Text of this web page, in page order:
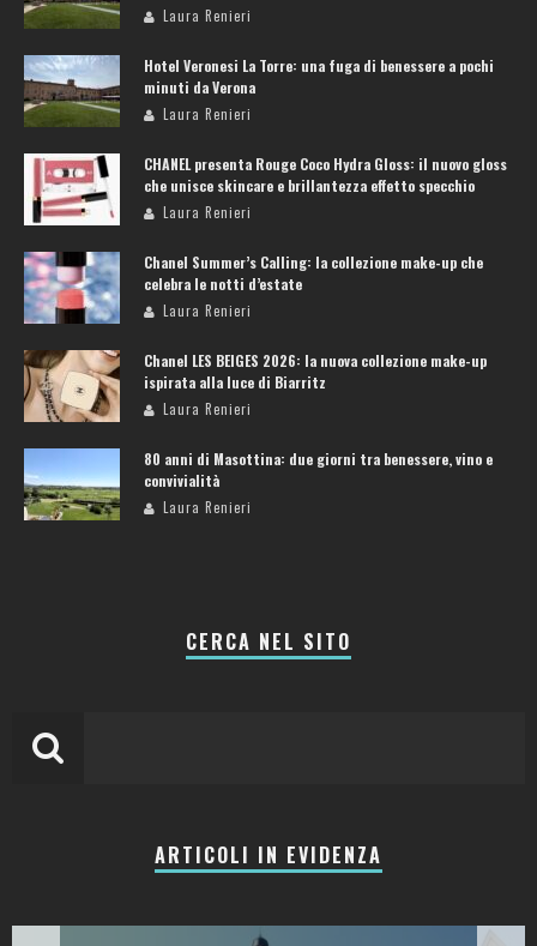
Laura Renieri
Hotel Veronesi La Torre: una fuga di benessere a pochi
minuti da Verona
Laura Renieri
CHANEL presenta Rouge Coco Hydra Gloss: il nuovo gloss
che unisce skincare e brillantezza effetto specchio
Laura Renieri
Chanel Summer’s Calling: la collezione make-up che
celebra le notti d’estate
Laura Renieri
Chanel LES BEIGES 2026: la nuova collezione make-up
ispirata alla luce di Biarritz
Laura Renieri
80 anni di Masottina: due giorni tra benessere, vino e
convivialità
Laura Renieri
CERCA NEL SITO
ARTICOLI IN EVIDENZA